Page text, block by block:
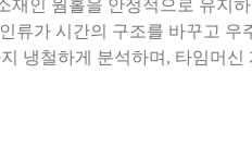
재인 웜홀을 안정적으로 유지
류가 시간의 구조를 바꾸고